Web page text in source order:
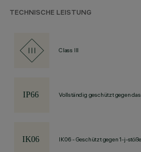
TECHNISCHE LEISTUNG
Class III
Vollständig geschützt gegen
IK06 - Geschützt gegen 1-j-stöße